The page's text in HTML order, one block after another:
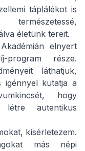
táplálékot is
életünk tereit.
elnyert
program része.
láthatjuk,
igénnyel kutatja a
hogy
autentikus
kísérletezem.
más népi